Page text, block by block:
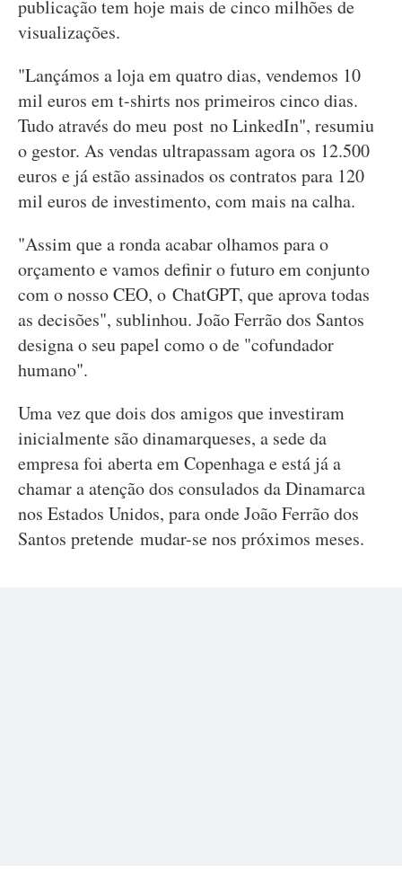
publicação tem hoje mais de cinco milhões de
visualizações.
"Lançámos a loja em quatro dias, vendemos 10
mil euros em t-shirts nos primeiros cinco dias.
Tudo através do meu post no LinkedIn", resumiu
o gestor. As vendas ultrapassam agora os 12.500
euros e já estão assinados os contratos para 120
mil euros de investimento, com mais na calha.
"Assim que a ronda acabar olhamos para o
orçamento e vamos definir o futuro em conjunto
com o nosso CEO, o ChatGPT, que aprova todas
as decisões", sublinhou. João Ferrão dos Santos
designa o seu papel como o de "cofundador
humano".
Uma vez que dois dos amigos que investiram
inicialmente são dinamarqueses, a sede da
empresa foi aberta em Copenhaga e está já a
chamar a atenção dos consulados da Dinamarca
nos Estados Unidos, para onde João Ferrão dos
Santos pretende mudar-se nos próximos meses.